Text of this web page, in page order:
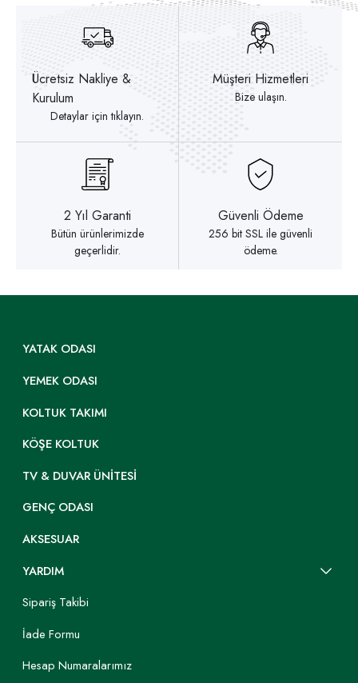
Ücretsiz Nakliye &
Kurulum
Detaylar için tıklayın.
Müşteri Hizmetleri
Bize ulaşın.
2 Yıl Garanti
Bütün ürünlerimizde
geçerlidir.
Güvenli Ödeme
256 bit SSL ile güvenli
ödeme.
YATAK ODASI
YEMEK ODASI
KOLTUK TAKIMI
KÖŞE KOLTUK
TV & DUVAR ÜNITESI
GENÇ ODASI
AKSESUAR
YARDIM
Sipariş Takibi
İade Formu
Hesap Numaralarımız